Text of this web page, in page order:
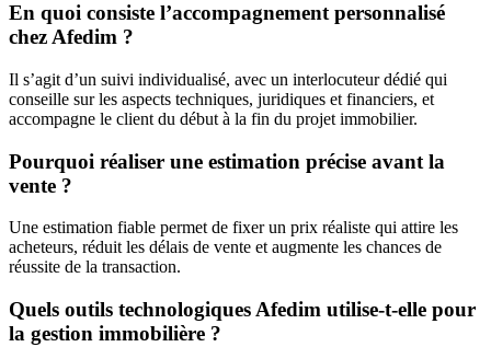
En quoi consiste l’accompagnement personnalisé
chez Afedim ?
Il s’agit d’un suivi individualisé, avec un interlocuteur dédié qui
conseille sur les aspects techniques, juridiques et financiers, et
accompagne le client du début à la fin du projet immobilier.
Pourquoi réaliser une estimation précise avant la
vente ?
Une estimation fiable permet de fixer un prix réaliste qui attire les
acheteurs, réduit les délais de vente et augmente les chances de
réussite de la transaction.
Quels outils technologiques Afedim utilise-t-elle pour
la gestion immobilière ?